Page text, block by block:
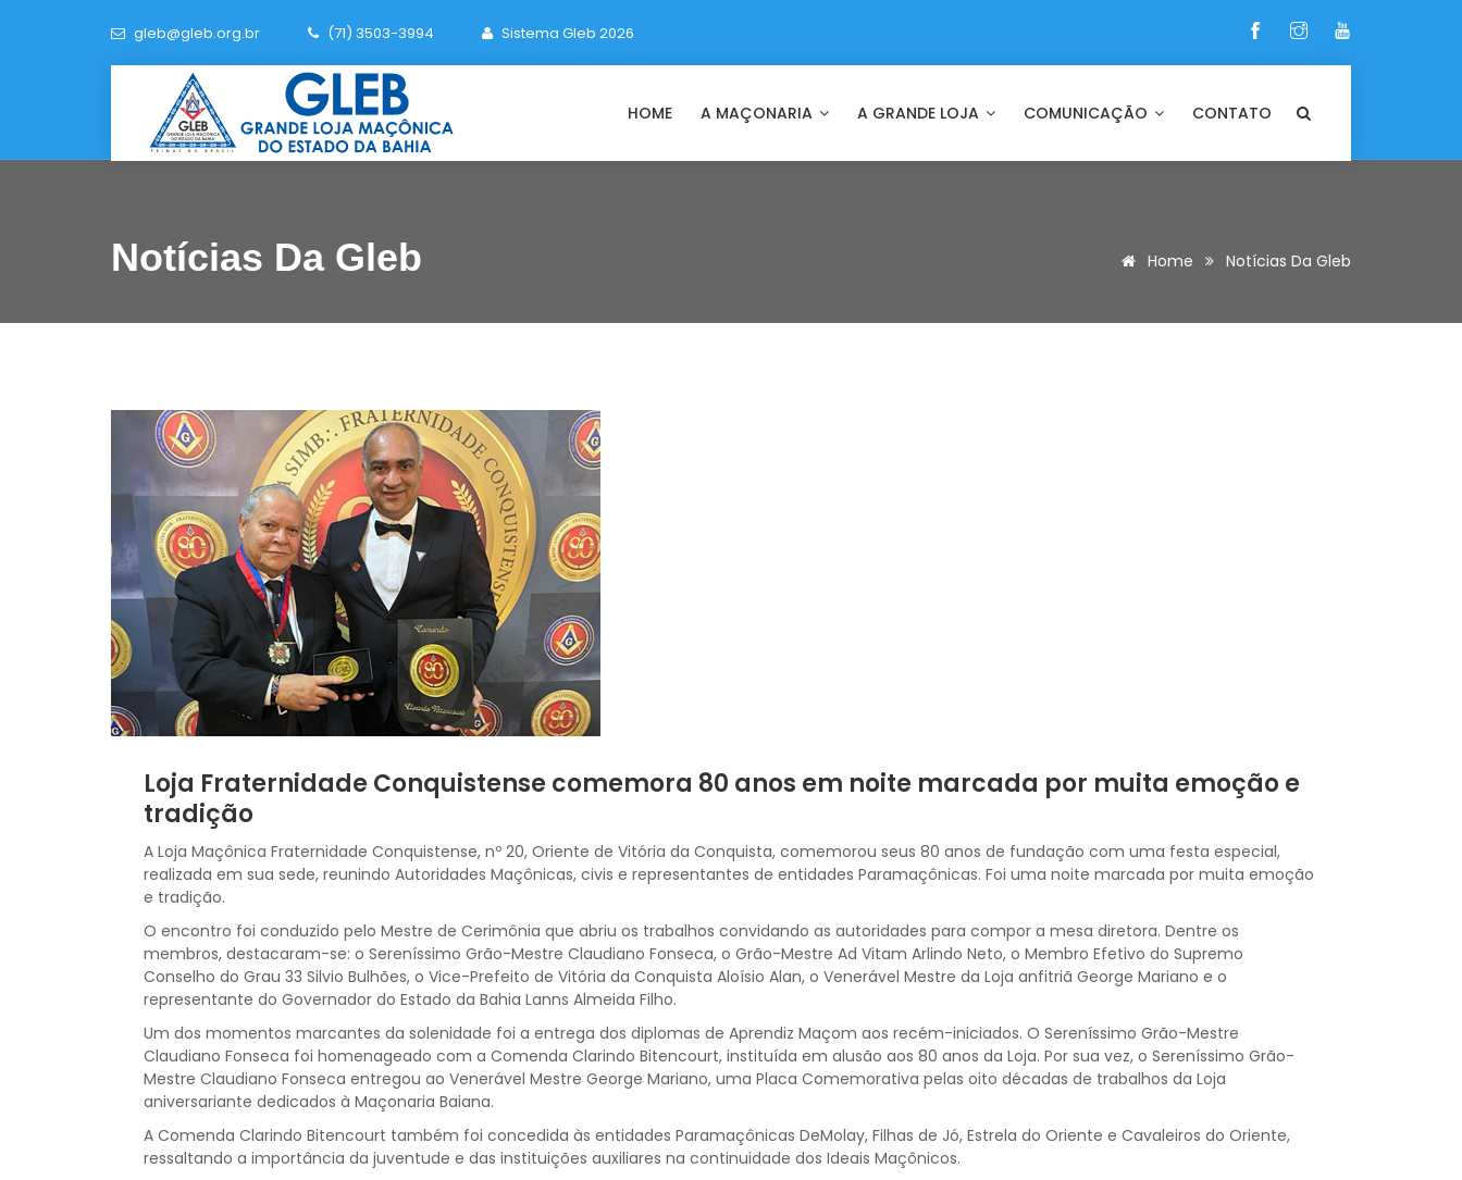
gleb@gleb.org.br (71) 3503-3994 Sistema Gleb 2026
HOME A MAÇONARIA A GRANDE LOJA COMUNICAÇÃO CONTATO
Notícias Da Gleb Home Notícias Da Gleb
Loja Fraternidade Conquistense comemora 80 anos em noite marcada por muita emoção e
tradição
A Loja Maçônica Fraternidade Conquistense, nº 20, Oriente de Vitória da Conquista, comemorou seus 80 anos de fundação com uma festa especial,
realizada em sua sede, reunindo Autoridades Maçônicas, civis e representantes de entidades Paramaçônicas. Foi uma noite marcada por muita emoção
e tradição.
O encontro foi conduzido pelo Mestre de Cerimônia que abriu os trabalhos convidando as autoridades para compor a mesa diretora. Dentre os
membros, destacaram-se: o Sereníssimo Grão-Mestre Claudiano Fonseca, o Grão-Mestre Ad Vitam Arlindo Neto, o Membro Efetivo do Supremo
Conselho do Grau 33 Silvio Bulhões, o Vice-Prefeito de Vitória da Conquista Aloísio Alan, o Venerável Mestre da Loja anfitriã George Mariano e o
representante do Governador do Estado da Bahia Lanns Almeida Filho.
Um dos momentos marcantes da solenidade foi a entrega dos diplomas de Aprendiz Maçom aos recém-iniciados. O Sereníssimo Grão-Mestre
Claudiano Fonseca foi homenageado com a Comenda Clarindo Bitencourt, instituída em alusão aos 80 anos da Loja. Por sua vez, o Sereníssimo Grão-
Mestre Claudiano Fonseca entregou ao Venerável Mestre George Mariano, uma Placa Comemorativa pelas oito décadas de trabalhos da Loja
aniversariante dedicados à Maçonaria Baiana.
A Comenda Clarindo Bitencourt também foi concedida às entidades Paramaçônicas DeMolay, Filhas de Jó, Estrela do Oriente e Cavaleiros do Oriente,
ressaltando a importância da juventude e das instituições auxiliares na continuidade dos Ideais Maçônicos.